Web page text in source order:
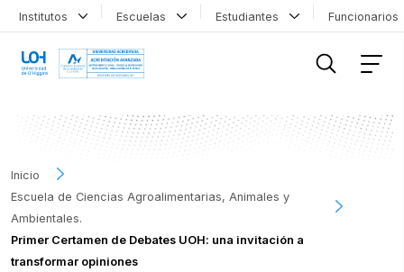
Institutos Escuelas Estudiantes
Inicio
Escuela de Ciencias Agroalimentarias, Animales y
Ambientales.
Primer Certamen de Debates UOH: una invitación a
transformar opiniones